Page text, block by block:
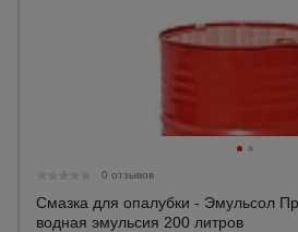
0 отзывов
Смазка для опалубки - Эмульсол
водная эмульсия 200 литров